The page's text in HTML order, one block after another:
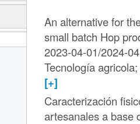
An alternative for
small batch Hop
2023-04-01/2024-
Tecnología
[+]
Caracterización
artesanales a base